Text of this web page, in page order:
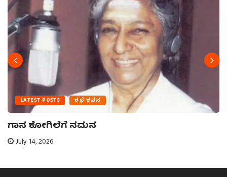
LATEST POSTS ಕಥೆ ಕವನ
ಗಾನ ಕೋಗಿಲೆಗೆ ನಮನ
July 14, 2026